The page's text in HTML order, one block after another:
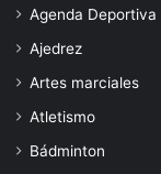
Agenda Deportiva
Ajedrez
Artes marciales
Atletismo
Bádminton